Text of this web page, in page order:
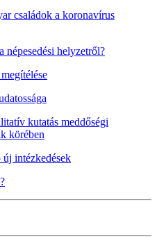
családok a koronavírus
népesedési helyzetről?
kutatás meddőségi
körében
új intézkedések